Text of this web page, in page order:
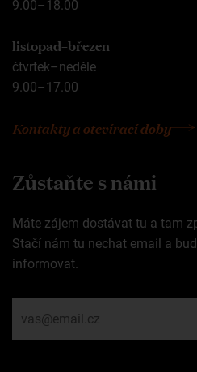
9.00–18.00
listopad–březen
čtvrtek–neděle
9.00–17.00
Kontakty a otevírací doby
Zůstaňte s námi
Máte zájem dostávat tu a tam
Stačí nám tu nechat email a
informovat.